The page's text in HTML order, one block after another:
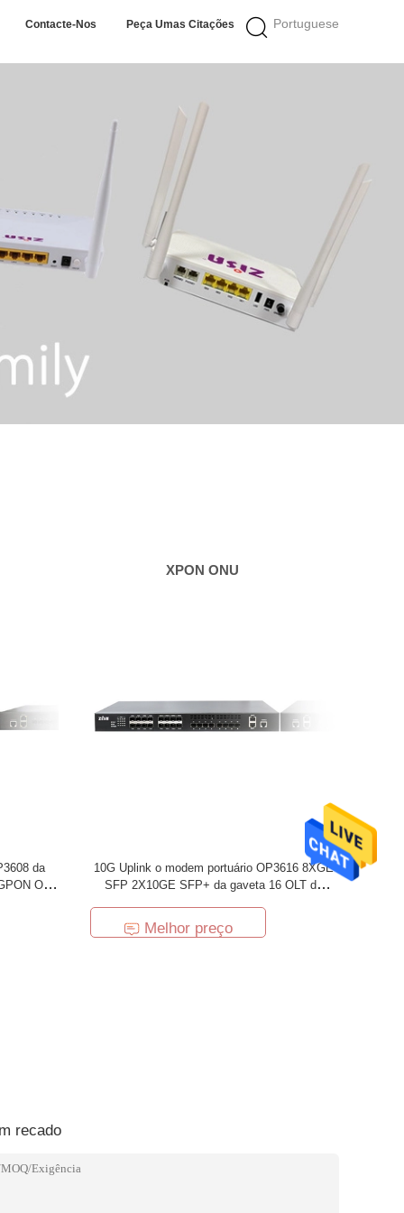
Portuguese
Contacte-Nos Peça Umas Citações
XPON ONU
da
OLT
10G Uplink o modem portuário OP3616 8XGE
SFP 2X10GE SFP+ da gaveta 16 OLT de
Melhor preço
recado